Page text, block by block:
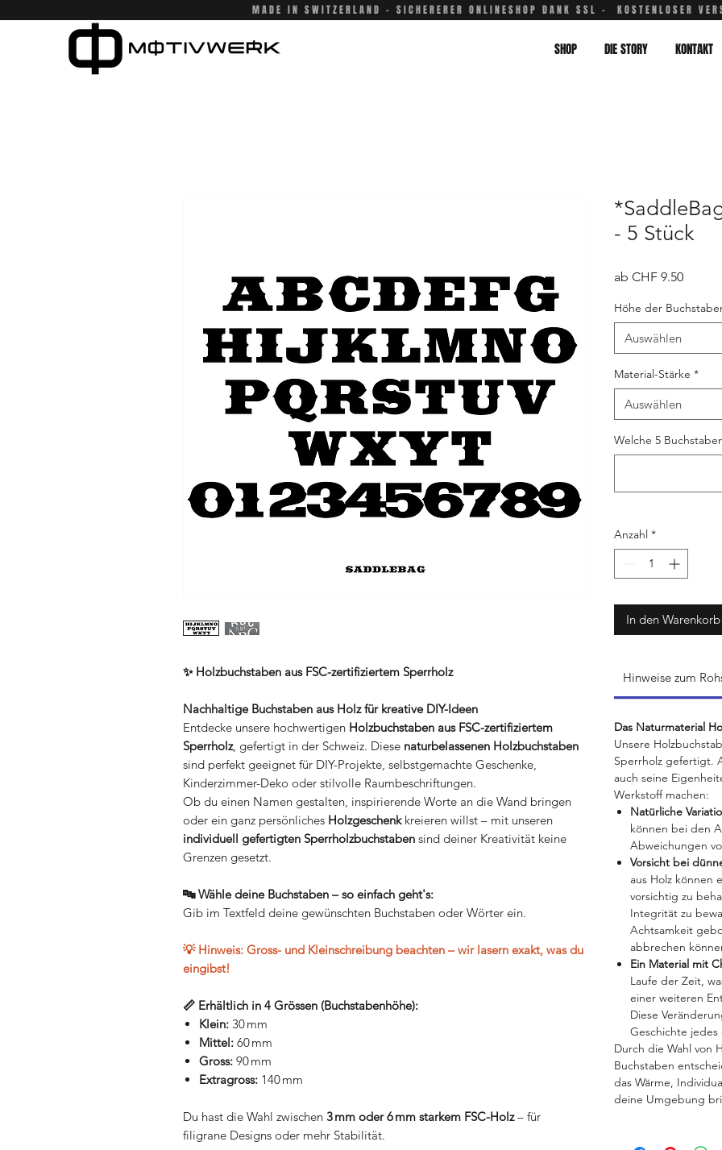
SHOP DIE STORY KONTAKT
MADE IN SWITZERLAND - SICHERERER ONLINESHOP DANK SSL - KOSTENLOSER
✨ Holzbuchstaben aus FSC-zertifiziertem Sperrholz
Nachhaltige Buchstaben aus Holz für kreative DIY-Ideen
Entdecke unsere hochwertigen Holzbuchstaben aus FSC-zertifiziertem
Sperrholz, gefertigt in der Schweiz. Diese naturbelassenen Holzbuchstaben
sind perfekt geeignet für DIY-Projekte, selbstgemachte Geschenke,
Kinderzimmer-Deko oder stilvolle Raumbeschriftungen.
Ob du einen Namen gestalten, inspirierende Worte an die Wand bringen
oder ein ganz persönliches Holzgeschenkkreieren willst – mit unseren
individuell gefertigten Sperrholzbuchstaben sind deiner Kreativität keine
Grenzen gesetzt.
🔤 Wähle deine Buchstaben – so einfach geht's:
Gib im Textfeld deine gewünschten Buchstaben oder Wörter ein.
💡 Hinweis: Gross- und Kleinschreibung beachten – wir lasern exakt, was du
eingibst!
📏 Erhältlich in 4 Grössen (Buchstabenhöhe):
Klein: 30 mm
Mittel: 60 mm
Gross: 90 mm
Extragross: 140 mm
Du hast die Wahl zwischen 3 mm oder 6 mm starkem FSC-Holz– für
filigrane Designs oder mehr Stabilität.
- 5 Stück
ab CHF 9.50Sale-
Höhe der
Auswählen
Material-Stärke *
Auswählen
Welche 5
Anzahl *
In den Warenkorb
Hinweise zum
Das Naturmaterial
Unsere
Sperrholz gefertigt.
auch seine
Werkstoff machen:
Natürliche
können bei den
Abweichungen
Vorsicht bei
aus Holz können
vorsichtig zu
Integrität zu
Achtsamkeit
abbrechen
Ein Material mit
Laufe der Zeit,
einer weiteren
Diese
Geschichte
Durch die Wahl von
Buchstaben
das Wärme,
deine Umgebung